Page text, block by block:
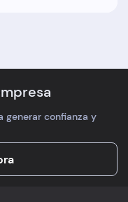
generar confianza y